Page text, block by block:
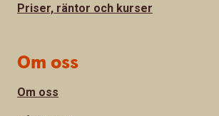
Priser, räntor och kurser
Om oss
Om oss